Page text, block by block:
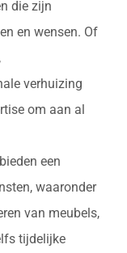
die zijn
en wensen. Of
verhuizing
om aan al
een
waaronder
van meubels,
tijdelijke